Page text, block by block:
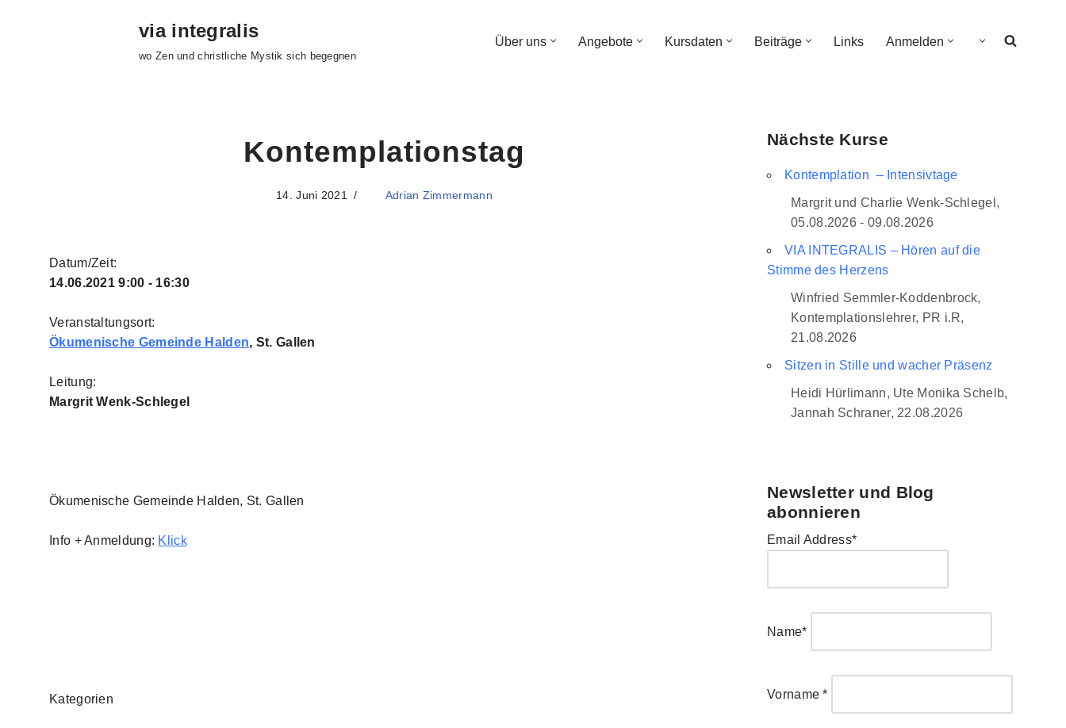
via integralis
wo Zen und christliche Mystik sich begegnen
Über uns Angebote Kursdaten Beiträge Links Anmelden
Kontemplationstag
14. Juni 2021 Adrian Zimmermann
Datum/Zeit:
14.06.20219:00 - 16:30
Veranstaltungsort:
Ökumenische Gemeinde Halden, St. Gallen
Leitung:
Margrit Wenk-Schlegel
Ökumenische Gemeinde Halden, St. Gallen
Info + Anmeldung: Klick
Kategorien
Nächste Kurse
Kontemplation – Intensivtage
Margrit und Charlie Wenk-Schlegel,
05.08.2026 - 09.08.2026
VIA INTEGRALIS – Hören auf die
Stimme des Herzens
Winfried Semmler-Koddenbrock,
Kontemplationslehrer, PR i.R,
21.08.2026
Sitzen in Stille und wacher Präsenz
Heidi Hürlimann, Ute Monika Schelb,
Jannah Schraner, 22.08.2026
Newsletter und Blog
abonnieren
Email Address*
Name*
Vorname *